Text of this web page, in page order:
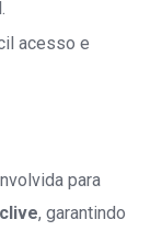
acesso e
para
, garantindo